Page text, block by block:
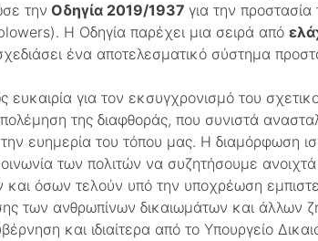
την Οδηγία 2019/1937 για την
Η Οδηγία παρέχει μια σειρά από
ένα αποτελεσματικό σύστημα
για τον εκσυγχρονισμό του
της διαφθοράς, που συνιστά
ευημερία του τόπου μας. Η διαμόρφωση
των πολιτών να συζητήσουμε
όσων τελούν υπό την υποχρέωση
των ανθρωπίνων δικαιωμάτων και άλλων
και ιδιαίτερα από το Υπουργείο